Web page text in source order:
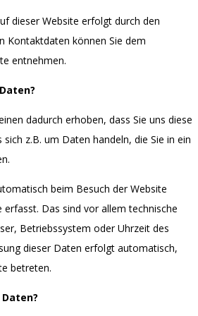
dieser Website erfolgt durch den
Kontaktdaten können Sie dem
entnehmen.
dadurch erhoben, dass Sie uns diese
z.B. um Daten handeln, die Sie in ein
beim Besuch der Website
erfasst. Das sind vor allem technische
Betriebssystem oder Uhrzeit des
dieser Daten erfolgt automatisch,
betreten.